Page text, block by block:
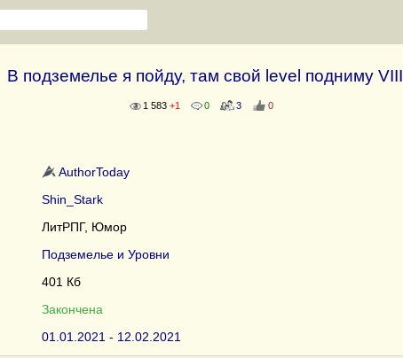
В подземелье я пойду, там свой level подниму VIII
1 583 +1 0 3 0
AuthorToday
Shin_Stark
ЛитРПГ, Юмор
Подземелье и Уровни
401 Кб
Закончена
01.01.2021 - 12.02.2021